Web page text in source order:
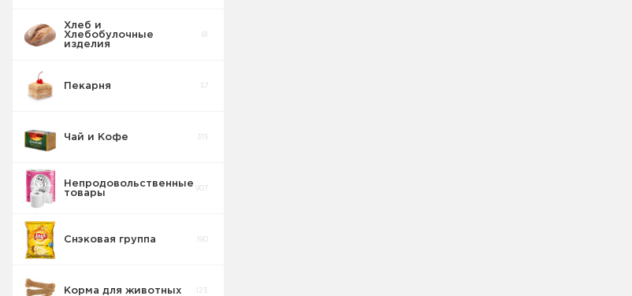
Хлеб и
Хлебобулочные
изделия
81
Пекарня 57
Чай и Кофе 315
Непродовольственные
товары
907
Снэковая группа 190
Корма для животных 123